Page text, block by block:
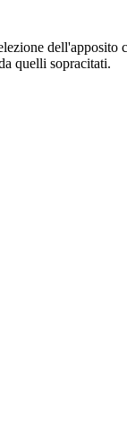
quelli sopracitati.